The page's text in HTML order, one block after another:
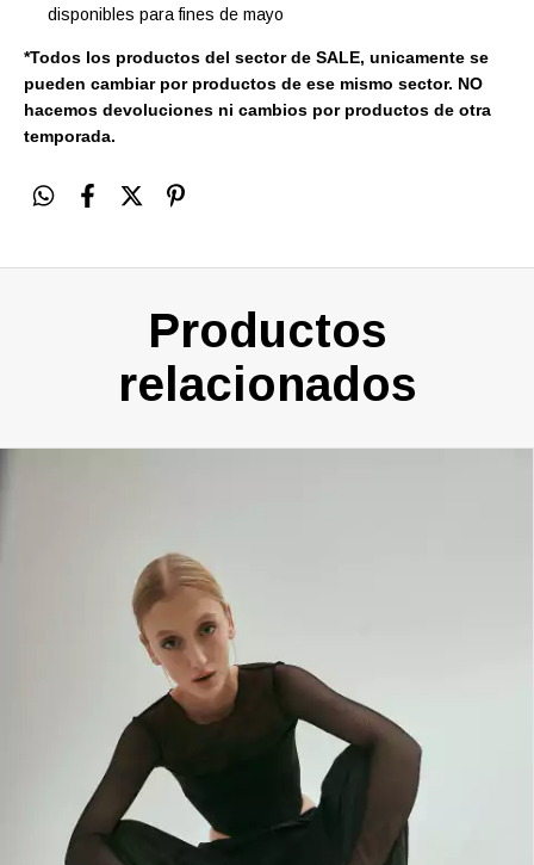
disponibles para fines de mayo
*Todos los productos del sector de SALE, unicamente se
pueden cambiar por productos de ese mismo sector. NO
hacemos devoluciones ni cambios por productos de otra
temporada.
Productos
relacionados